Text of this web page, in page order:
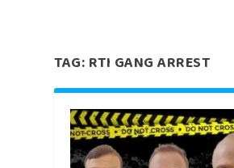
TAG:RTI GANG ARREST